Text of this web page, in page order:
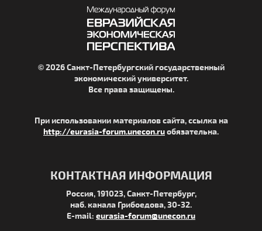
© 2026 Санкт-Петербургский государственный
экономический университет.
Все права защищены.
При использовании материалов сайта, ссылка на
http://eurasia-forum.unecon.ruобязательна.
КОНТАКТНАЯ ИНФОРМАЦИЯ
Россия, 191023, Санкт-Петербург,
наб. канала Грибоедова, 30-32.
E-mail: eurasia-forum@unecon.ru